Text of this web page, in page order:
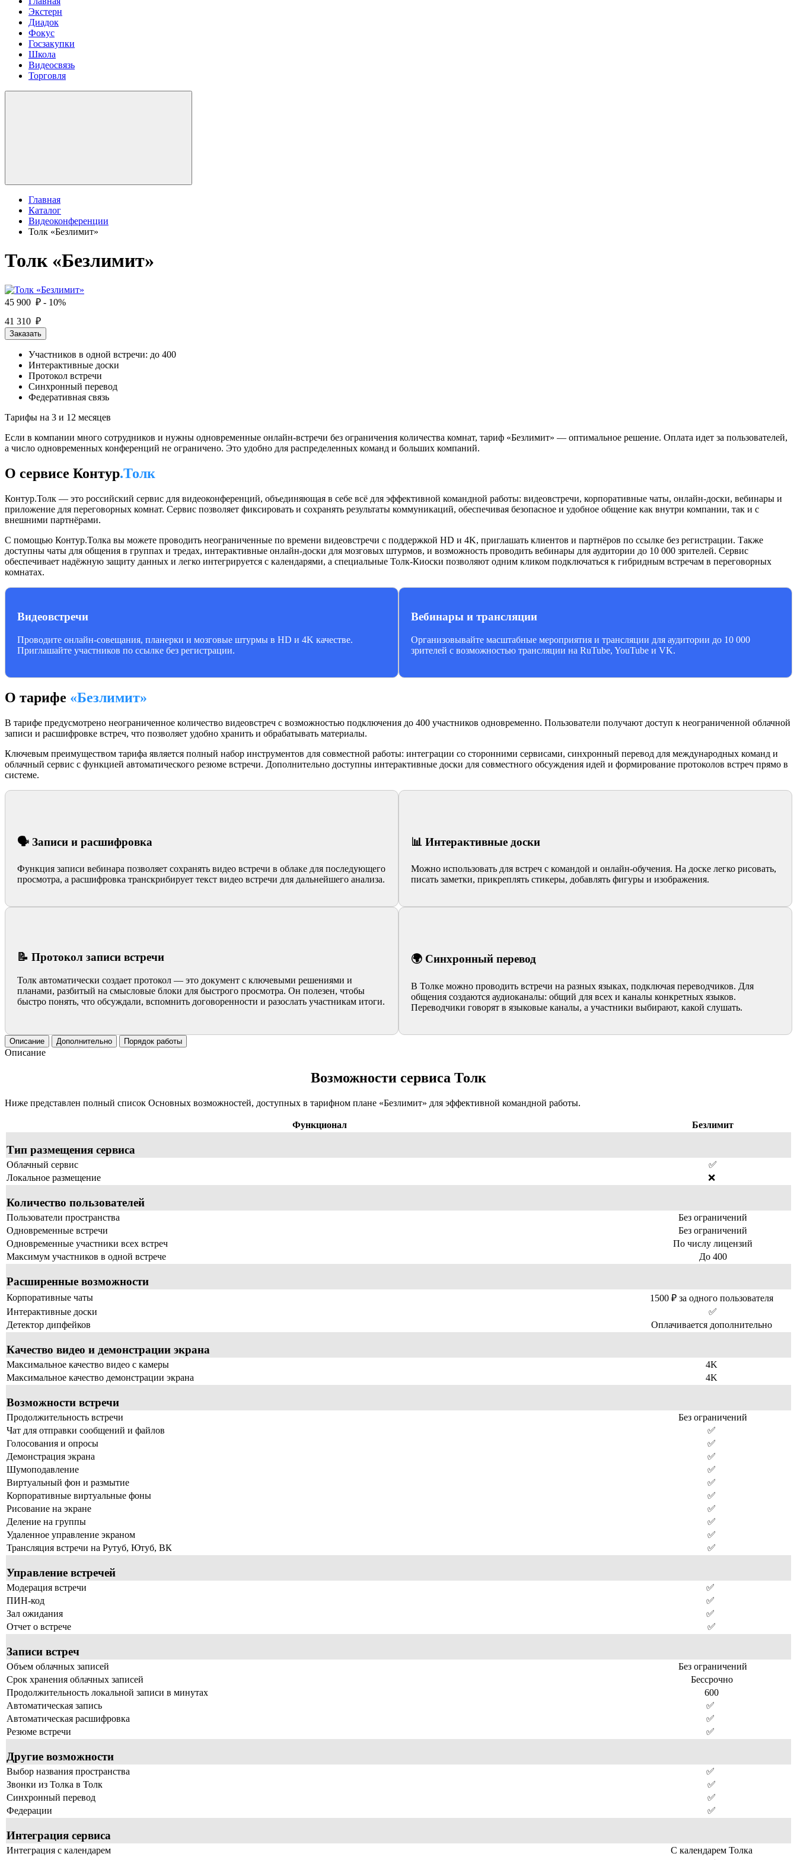
Экстерн
Диадок
Фокус
Госзакупки
Школа
Видеосвязь
Торговля
Главная
Каталог
Видеоконференции
Толк «Безлимит»
Толк «Безлимит»
45 900 ₽ - 10%
41 310 ₽
Заказать
Участников в одной встречи: до 400
Интерактивные доски
Протокол встречи
Cинхронный перевод
Федеративная связь
Тарифы на 3 и 12 месяцев
Если в компании много сотрудников и нужны одновременные онлайн-встречи без ограничения количества комнат, тариф «Безлимит» — оптимальное решение. Оплата идет за пользователей,
а число одновременных конференций не ограничено. Это удобно для распределенных команд и больших компаний.
О сервисе Контур.Толк
Контур.Толк — это российский сервис для видеоконференций, объединяющая в себе всё для эффективной командной работы: видеовстречи, корпоративные чаты, онлайн-доски, вебинары и
приложение для переговорных комнат. Сервис позволяет фиксировать и сохранять результаты коммуникаций, обеспечивая безопасное и удобное общение как внутри компании, так и с
внешними партнёрами.
С помощью Контур.Толка вы можете проводить неограниченные по времени видеовстречи с поддержкой HD и 4K, приглашать клиентов и партнёров по ссылке без регистрации. Также
доступны чаты для общения в группах и тредах, интерактивные онлайн-доски для мозговых штурмов, и возможность проводить вебинары для аудитории до 10 000 зрителей. Сервис
обеспечивает надёжную защиту данных и легко интегрируется с календарями, а специальные Толк-Киоски позволяют одним кликом подключаться к гибридным встречам в переговорных
комнатах.
Видеовстречи
Проводите онлайн-совещания, планерки и мозговые штурмы в HD и 4K качестве.
Приглашайте участников по ссылке без регистрации.
Вебинары и трансляции
Организовывайте масштабные мероприятия и трансляции для аудитории до 10 000
зрителей с возможностью трансляции на RuTube, YouTube и VK.
О тарифе «Безлимит»
В тарифе предусмотрено неограниченное количество видеовстреч с возможностью подключения до 400 участников одновременно. Пользователи получают доступ к неограниченной облачной
записи и расшифровке встреч, что позволяет удобно хранить и обрабатывать материалы.
Ключевым преимуществом тарифа является полный набор инструментов для совместной работы: интеграции со сторонними сервисами, синхронный перевод для международных команд и
облачный сервис с функцией автоматического резюме встречи. Дополнительно доступны интерактивные доски для совместного обсуждения идей и формирование протоколов встреч прямо в
системе.
🗣️ Записи и расшифровка
Функция записи вебинара позволяет сохранять видео встречи в облаке для последующего
просмотра, а расшифровка транскрибирует текст видео встречи для дальнейшего анализа.
📊 Интерактивные доски
Можно использовать для встреч с командой и онлайн-обучения. На доске легко рисовать,
писать заметки, прикреплять стикеры, добавлять фигуры и изображения.
📝 Протокол записи встречи
Толк автоматически создает протокол — это документ с ключевыми решениями и
планами, разбитый на смысловые блоки для быстрого просмотра. Он полезен, чтобы
быстро понять, что обсуждали, вспомнить договоренности и разослать участникам итоги.
🌍 Cинхронный перевод
В Толке можно проводить встречи на разных языках, подключая переводчиков. Для
общения создаются аудиоканалы: общий для всех и каналы конкретных языков.
Переводчики говорят в языковые каналы, а участники выбирают, какой слушать.
Описание Дополнительно Порядок работы
Описание
Возможности сервиса Толк
Ниже представлен полный список Основных возможностей, доступных в тарифном плане «Безлимит» для эффективной командной работы.
Функционал Безлимит
Тип размещения сервиса
Облачный сервис
✅
Локальное размещение
❌
Количество пользователей
Пользователи пространства
Без ограничений
Одновременные встречи
Без ограничений
Одновременные участники всех встреч
По числу лицензий
Максимум участников в одной встрече
До 400
Расширенные возможности
Корпоративные чаты
1500 ₽ за одного пользователя
Интерактивные доски
✅
Детектор дипфейков
Оплачивается дополнительно
Качество видео и демонстрации экрана
Максимальное качество видео с камеры
4K
Максимальное качество демонстрации экрана
4K
Возможности встречи
Продолжительность встречи
Без ограничений
Чат для отправки сообщений и файлов
✅
Голосования и опросы
✅
Демонстрация экрана
✅
Шумоподавление
✅
Виртуальный фон и размытие
✅
Корпоративные виртуальные фоны
✅
Рисование на экране
✅
Деление на группы
✅
Удаленное управление экраном
✅
Трансляция встречи на Рутуб, Ютуб, ВК
✅
Управление встречей
Модерация встречи
✅
ПИН-код
✅
Зал ожидания
✅
Отчет о встрече
✅
Записи встреч
Объем облачных записей
Без ограничений
Срок хранения облачных записей
Бессрочно
Продолжительность локальной записи в минутах
600
Автоматическая запись
✅
Автоматическая расшифровка
✅
Резюме встречи
✅
Другие возможности
Выбор названия пространства
✅
Звонки из Толка в Толк
✅
Синхронный перевод
✅
Федерации
✅
Интеграция сервиса
Интеграция с календарем
С календарем Толка